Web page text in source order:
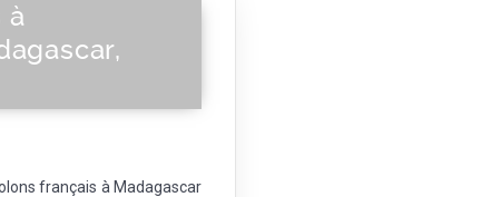
à
français à Madagascar